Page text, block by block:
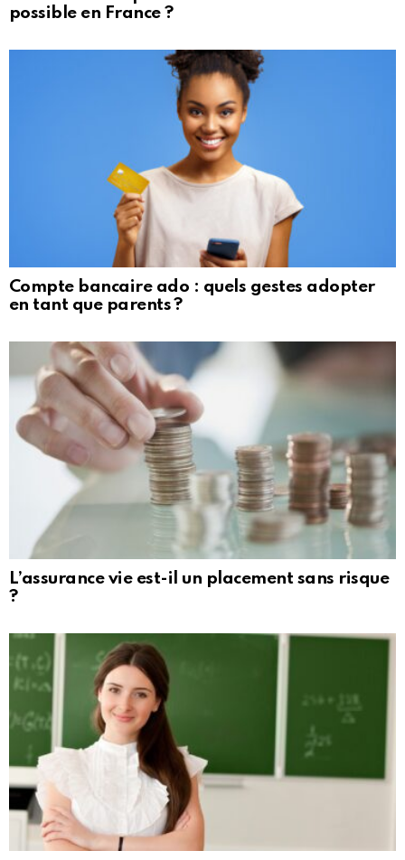
possible en France ?
Compte bancaire ado : quels gestes adopter
en tant que parents ?
L’assurance vie est-il un placement sans risque
?